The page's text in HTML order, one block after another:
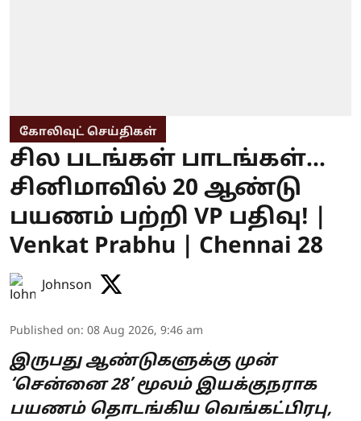
கோலிவுட் செய்திகள்
சில படங்கள் பாடங்கள்...
சினிமாவில் 20 ஆண்டு
பயணம் பற்றி VP பதிவு! |
Venkat Prabhu | Chennai 28
Johnson
Published on: 08 Aug 2026, 9:46 am
இருபது ஆண்டுகளுக்கு முன்
‘சென்னை 28’ மூலம் இயக்குநராக
பயணம் தொடங்கிய வெங்கட்பிரபு,